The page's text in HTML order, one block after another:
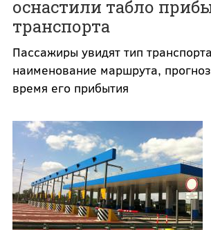
оснастили табло
транспорта
Пассажиры увидят тип
наименование маршрута,
время его прибытия